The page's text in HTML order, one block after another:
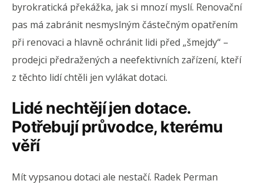
byrokratická překážka, jak si mnozí myslí. Renovační
pas má zabránit nesmyslným částečným opatřením
při renovaci a hlavně ochránit lidi před „šmejdy“ –
prodejci předražených a neefektivních zařízení, kteří
z těchto lidí chtěli jen vylákat dotaci.
Lidé nechtějí jen dotace.
Potřebují průvodce, kterému
věří
Mít vypsanou dotaci ale nestačí. Radek Perman